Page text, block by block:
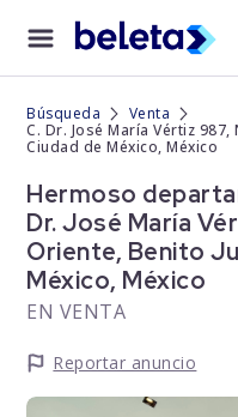
Búsqueda
Venta
C. Dr. José María Vértiz
Ciudad de México, México
Hermoso
Dr. José María
Oriente, Benito
México, México
EN VENTA
Reportar anuncio